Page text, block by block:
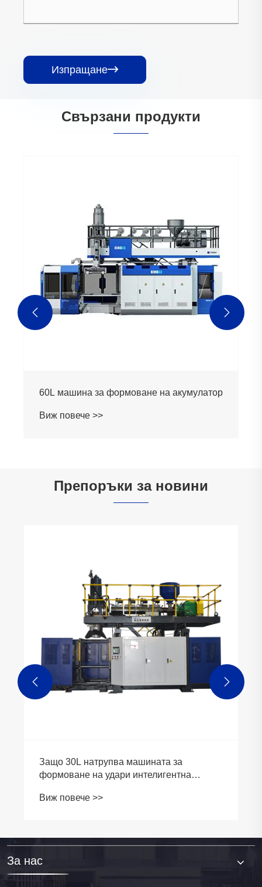
Изпращане
Свързани продукти
60L машина за формоване на акумулатор
Виж повече >>
 
Препоръки за новини
Защо 30L натрупва машината за
формоване на удари интелигентна
с голям обем?
Виж повече >>
 
За нас